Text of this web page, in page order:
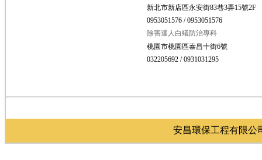
新北市新店區永安街83巷3弄15號2F
0953051576 / 0953051576
除害達人白蟻防治專科
桃園市桃園區泰昌十街6號
032205692 / 0931031295
安昌環保工程有限